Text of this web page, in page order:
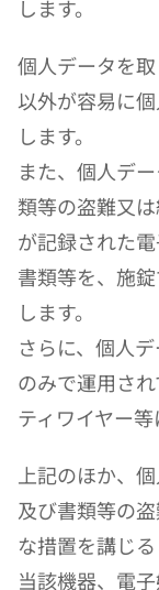
します。
個人データを
以外が容易に
します。
また、個人デ
類等の盗難又
が記録された
書類等を、施
します。
さらに、個人
のみで運用さ
ティワイヤー等
上記のほか、
及び書類等の
な措置を講じ
当該機器、電